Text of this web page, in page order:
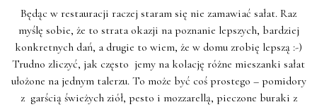
Będąc w restauracji raczej staram się nie zamawiać sałat. Raz
myślę sobie, że to strata okazji na poznanie lepszych, bardziej
konkretnych dań, a drugie to wiem, że w domu zrobię lepszą :-)
Trudno zliczyć, jak często jemy na kolację różne mieszanki sałat
ułożone na jednym talerzu. To może być coś prostego – pomidory
z garścią świeżych ziół, pesto i mozzarellą, pieczone buraki z